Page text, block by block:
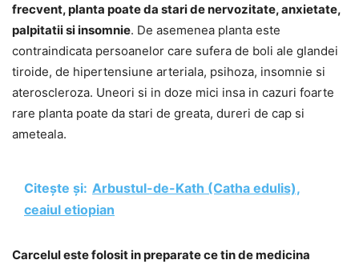
frecvent, planta poate da stari de nervozitate, anxietate,
palpitatii si insomnie. De asemenea planta este
contraindicata persoanelor care sufera de boli ale glandei
tiroide, de hipertensiune arteriala, psihoza, insomnie si
ateroscleroza. Uneori si in doze mici insa in cazuri foarte
rare planta poate da stari de greata, dureri de cap si
ameteala.
Citește și: Arbustul-de-Kath (Catha edulis),
ceaiul etiopian
Carcelul este folosit in preparate ce tin de medicina